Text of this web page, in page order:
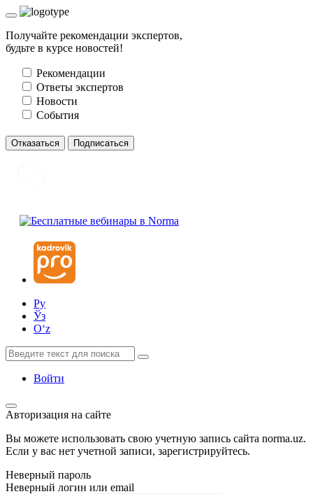
Получайте рекомендации экспертов,
будьте в курсе новостей!
Рекомендации
Ответы экспертов
Новости
События
Отказаться Подписаться
Ру
Ўз
Oʻz
Войти
Авторизация на сайте
Вы можете использовать свою учетную запись сайта norma.uz.
Если у вас нет учетной записи, зарегистрируйтесь.
Неверный пароль
Неверный логин или email